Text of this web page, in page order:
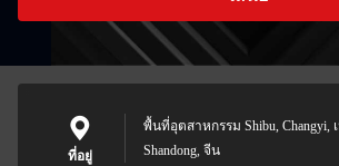
ที่อยู่
พื้นที่อุตสาหกรรม Shibu, Changyi,
Shandong, จีน